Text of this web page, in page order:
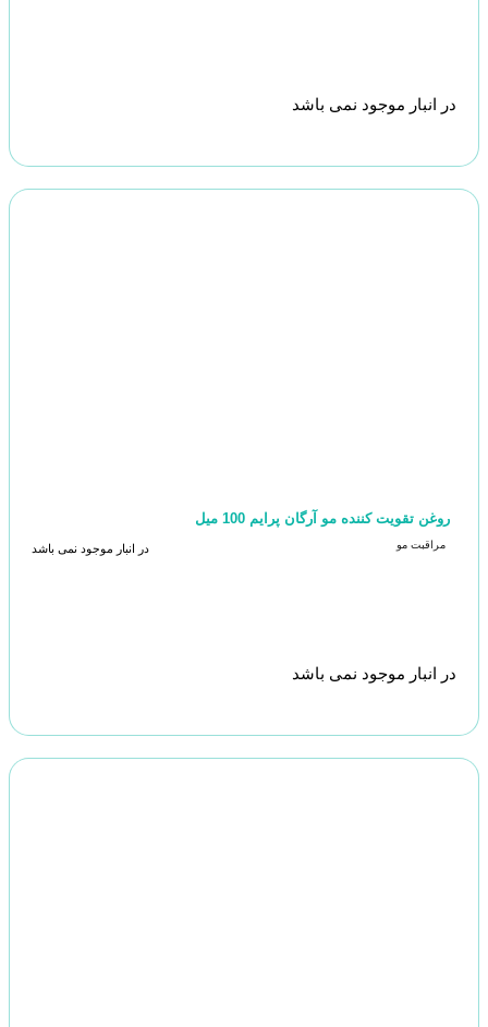
در انبار موجود نمی باشد
روغن تقویت کننده مو آرگان پرایم 100 میل
مراقبت مو در انبار موجود نمی باشد
در انبار موجود نمی باشد